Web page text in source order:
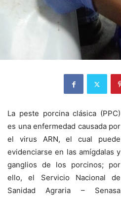
La peste porcina clásica (PPC)
es una enfermedad causada por
el virus ARN, el cual puede
evidenciarse en las amígdalas y
ganglios de los porcinos; por
ello, el Servicio Nacional de
Sanidad Agraria – Senasa